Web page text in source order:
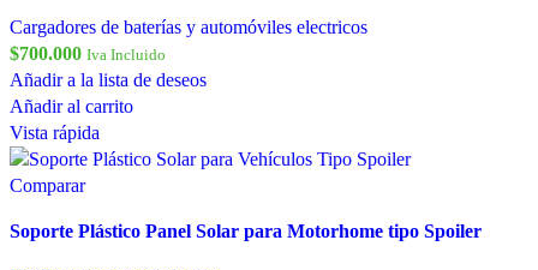
Cargadores de baterías y automóviles electricos
$700.000 Iva Incluido
Añadir a la lista de deseos
Añadir al carrito
Vista rápida
Comparar
Soporte Plástico Panel Solar para Motorhome tipo Spoiler